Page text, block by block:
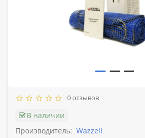
0 отзывов
В наличии
Производитель: Wazzell